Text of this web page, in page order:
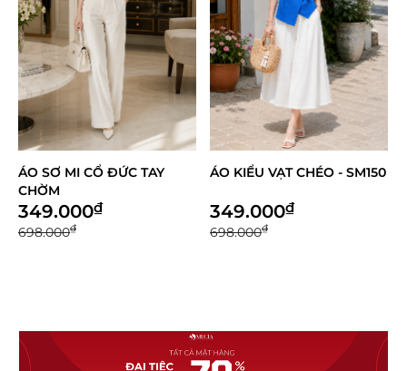
ÁO SƠ MI CỔ ĐỨC TAY
CHỜM
349.000₫
698.000₫
ÁO KIỂU VẠT CHÉO - SM150
349.000₫
698.000₫